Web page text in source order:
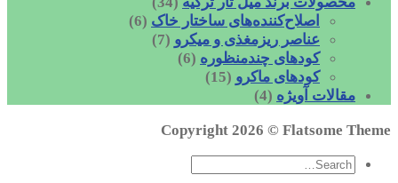
اصلاح‌کننده‌های ساختار خاک (6)
عناصر ریزمغذی و میکرو (7)
کودهای چندمنظوره (6)
کودهای ماکرو (15)
مقالات آویژه (4)
Copyright 2026 © Flatsome Theme